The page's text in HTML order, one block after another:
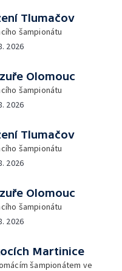
Tlumačov
šampionátu
2026
Olomouc
šampionátu
2026
Tlumačov
šampionátu
2026
Olomouc
šampionátu
2026
Martinice
šampionátem ve